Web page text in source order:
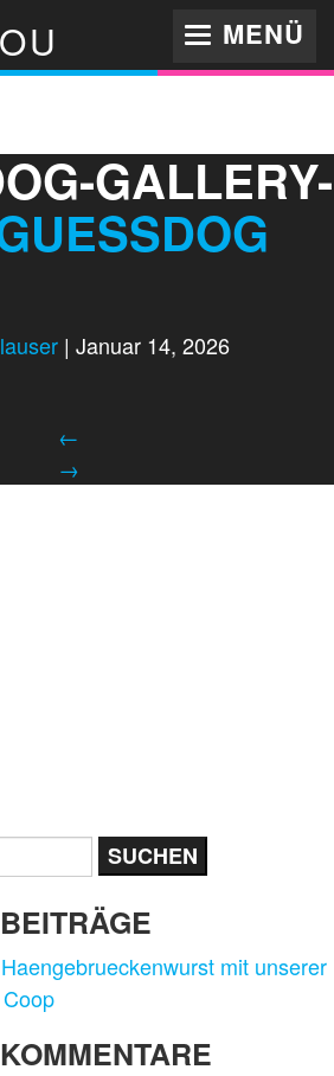
TOGGLE
MENÜ
GALLERY-
| Januar 14, 2026
←
→
mit unserer